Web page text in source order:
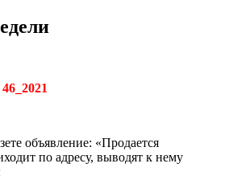
46_2021
объявление: «Продается
по адресу, выводят к нему